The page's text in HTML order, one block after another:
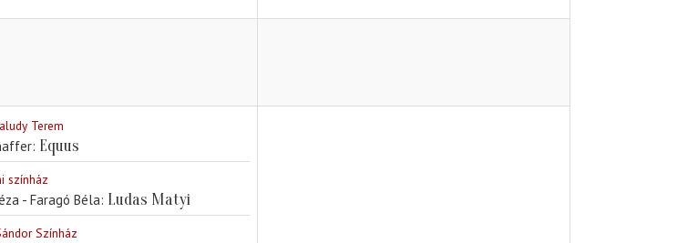
Terem
Equus
színház
- Faragó Béla Ludas Matyi
Színház